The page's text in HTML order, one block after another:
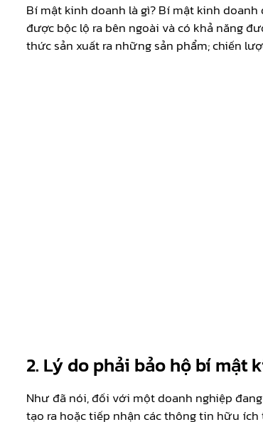
Bí mật kinh doanh là gì? Bí mật kinh
được bộc lộ ra bên ngoài và có khả năng
thức sản xuất ra những sản phẩm; chiến
2. Lý do phải bảo hộ bí mật
Như đã nói, đối với một doanh nghiệp
tạo ra hoặc tiếp nhận các thông tin hữu